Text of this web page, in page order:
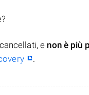
e non è più
.